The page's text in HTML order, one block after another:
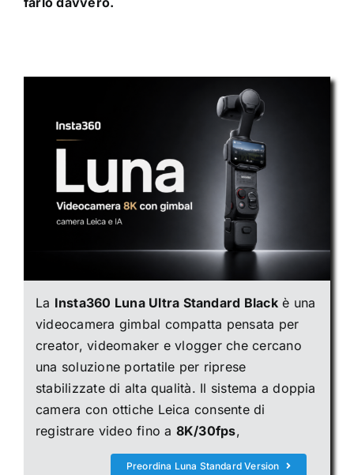
La Insta360 Luna Ultra Standard Blackè una
videocamera gimbal compatta pensata per
creator, videomaker e vlogger che cercano
una soluzione portatile per riprese
stabilizzate di alta qualità. Il sistema a doppia
camera con ottiche Leica consente di
registrare video fino a 8K/30fps,
Preordina Luna Standard Version